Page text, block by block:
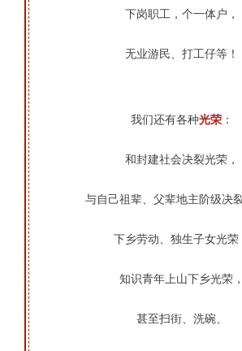
下岗职工， 个一体户，
无业游民、 打工仔等！
我们还有各种光荣 ：
和封建社会决裂光荣，
与自己祖辈、 父辈地主阶级决
下乡劳动、 独生子女光荣
知识青年上山下乡光荣，
甚至扫街、洗碗、